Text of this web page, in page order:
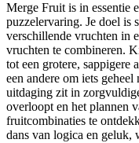
Merge Fruit is in essentie
puzzelervaring. Je doel is
verschillende vruchten in
vruchten te combineren.
tot een grotere, sappigere
een andere om iets
uitdaging zit in
overloopt en het plannen
fruitcombinaties te
dans van logica en geluk,